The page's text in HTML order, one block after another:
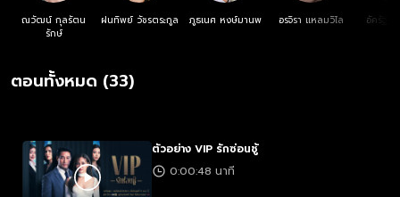
ณวัฒน์ กุลรัตน
รักษ์
ฝนทิพย์ วัชรตระกูล ภูธเนศ หงษ์มานพ อรจิรา แหลมวิไล อัครัฐ
ตอนทั้งหมด (33)
ตัวอย่าง VIP รักซ่อนชู้
0:00:48 นาที